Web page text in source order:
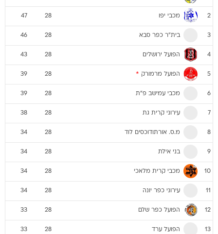
2 מכבי יפו 28
47
3 בית"ר כפר סבא 28
46
4 הפועל ירושלים 28
43
5 הפועל מרמורק *
28
39
6 מכבי עמישב פ"ת 28
39
7 עירוני קרית גת 28
38
8 מ.ס. אורתודוכסים לוד 28
34
9 בני אילת 28
34
10 מכבי קרית מלאכי 28
34
11 עירוני כפר יונה 28
34
12 הפועל כפר שלם 28
33
13 הפועל ערד 28
33